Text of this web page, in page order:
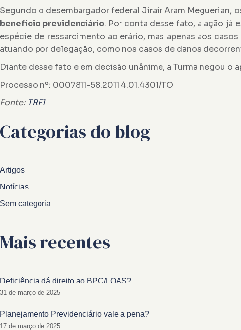
Segundo o desembargador federal Jirair Aram Meguerian,
benefício previdenciário. Por conta desse fato, a ação já
espécie de ressarcimento ao erário, mas apenas aos
atuando por delegação, como nos casos de danos
Diante desse fato e em decisão unânime, a Turma negou o
Processo nº: 0007811-58.2011.4.01.4301/TO
Fonte: TRF1
Categorias do blog
Artigos
Notícias
Sem categoria
Mais recentes
Deficiência dá direito ao BPC/LOAS?
31 de março de 2025
Planejamento Previdenciário vale a pena?
17 de março de 2025